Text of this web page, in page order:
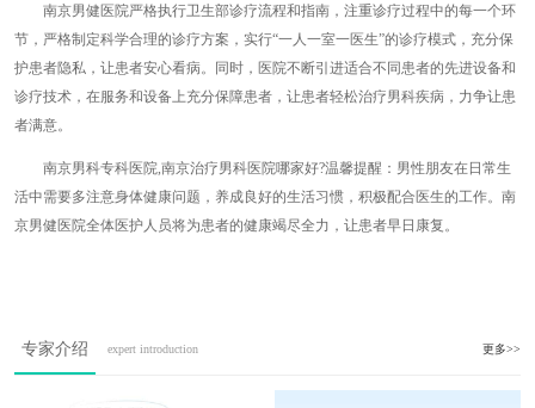
南京男健医院严格执行卫生部诊疗流程和指南，注重诊疗过程中的每一个环
节，严格制定科学合理的诊疗方案，实行“一人一室一医生”的诊疗模式，充分保
护患者隐私，让患者安心看病。同时，医院不断引进适合不同患者的先进设备和
诊疗技术，在服务和设备上充分保障患者，让患者轻松治疗男科疾病，力争让患
者满意。
南京男科专科医院,南京治疗男科医院哪家好?温馨提醒：男性朋友在日常生
活中需要多注意身体健康问题，养成良好的生活习惯，积极配合医生的工作。南
京男健医院全体医护人员将为患者的健康竭尽全力，让患者早日康复。
专家介绍 expert introduction 更多>>